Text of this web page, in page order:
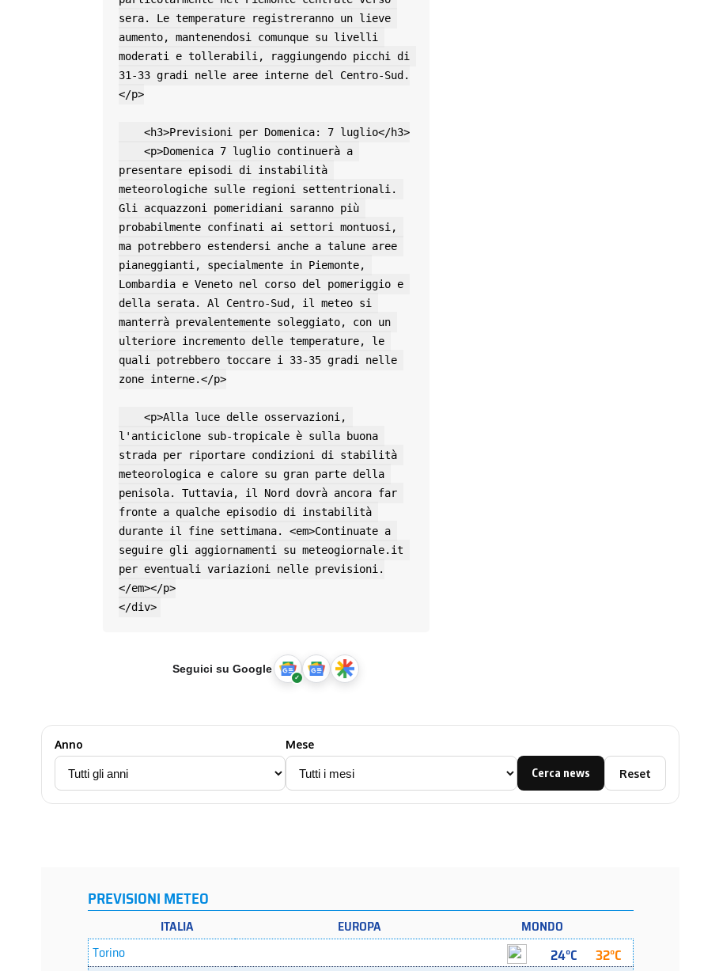
sera. Le temperature registreranno un lieve
aumento, mantenendosi comunque su livelli
moderati e tollerabili, raggiungendo picchi di
31-33 gradi nelle aree interne del Centro-Sud.
</p>
presentare episodi di instabilità
meteorologiche sulle regioni settentrionali.
Gli acquazzoni pomeridiani saranno più
probabilmente confinati ai settori montuosi,
ma potrebbero estendersi anche a talune aree
pianeggianti, specialmente in Piemonte,
Lombardia e Veneto nel corso del pomeriggio e
della serata. Al Centro-Sud, il meteo si
manterrà prevalentemente soleggiato, con un
ulteriore incremento delle temperature, le
quali potrebbero toccare i 33-35 gradi nelle
zone interne.</p>
l'anticiclone sub-tropicale è sulla buona
strada per riportare condizioni di stabilità
meteorologica e calore su gran parte della
penisola. Tuttavia, il Nord dovrà ancora far
fronte a qualche episodio di instabilità
durante il fine settimana. <em>Continuate a
seguire gli aggiornamenti su meteogiornale.it
per eventuali variazioni nelle previsioni.
</em></p>
</div>
Seguici su Google
Anno Mese
Cerca news Reset